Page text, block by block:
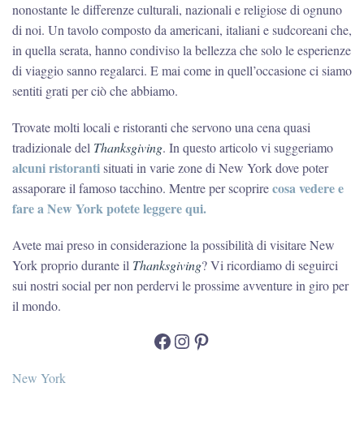
nonostante le differenze culturali, nazionali e religiose di ognuno
di noi. Un tavolo composto da americani, italiani e sudcoreani che,
in quella serata, hanno condiviso la bellezza che solo le esperienze
di viaggio sanno regalarci. E mai come in quell’occasione ci siamo
sentiti grati per ciò che abbiamo.
Trovate molti locali e ristoranti che servono una cena quasi
tradizionale del Thanksgiving. In questo articolo vi suggeriamo
alcuni ristorantisituati in varie zone di New York dove poter
assaporare il famoso tacchino. Mentre per scoprirecosa vedere e
fare a New York potete leggere qui.
Avete mai preso in considerazione la possibilità di visitare New
York proprio durante il Thanksgiving? Vi ricordiamo di seguirci
sui nostri social per non perdervi le prossime avventure in giro per
il mondo.
Facebook
Instagram
Pinterest
New York